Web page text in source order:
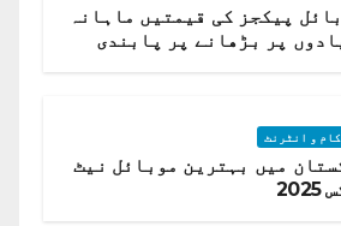
پیکجز کی قیمتیں ماہانہ
پر بڑھانے پر پابندی
و انٹرنٹ
میں بہترین موبائل نیٹ